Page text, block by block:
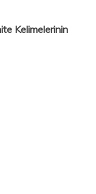
Kelimelerinin